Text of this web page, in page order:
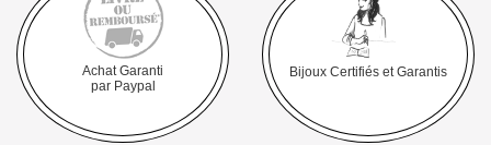
Achat Garanti
par Paypal
Bijoux Certifiés et Garantis